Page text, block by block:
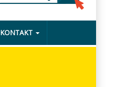
KONTAKT